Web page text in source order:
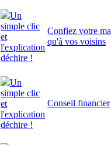
Un
simple clic
et
l'explication
déchire !
Confiez votre
qu'à vos voisins
Un
simple clic
et
l'explication
déchire !
Conseil financier